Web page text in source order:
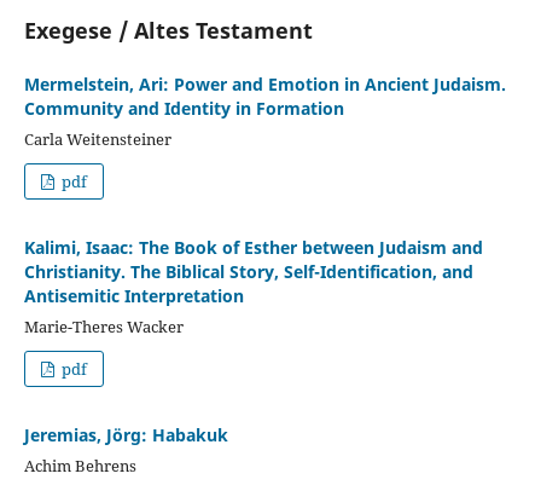
Exegese / Altes Testament
Mermelstein, Ari: Power and Emotion in Ancient Judaism.
Community and Identity in Formation
Carla Weitensteiner
pdf
Kalimi, Isaac: The Book of Esther between Judaism and
Christianity. The Biblical Story, Self-Identification, and
Antisemitic Interpretation
Marie-Theres Wacker
pdf
Jeremias, Jörg: Habakuk
Achim Behrens